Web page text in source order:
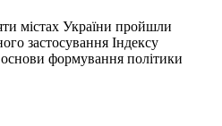
містах України пройшли
застосування Індексу
основи формування політики